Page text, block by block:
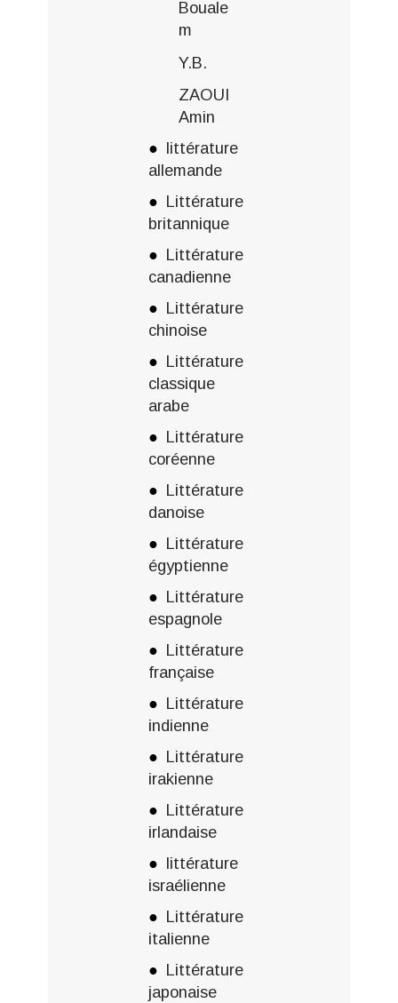
Bouale
m
Y.B.
ZAOUI
Amin
littérature
allemande
Littérature
britannique
Littérature
canadienne
Littérature
chinoise
Littérature
classique
arabe
Littérature
coréenne
Littérature
danoise
Littérature
égyptienne
Littérature
espagnole
Littérature
française
Littérature
indienne
Littérature
irakienne
Littérature
irlandaise
littérature
israélienne
Littérature
italienne
Littérature
japonaise